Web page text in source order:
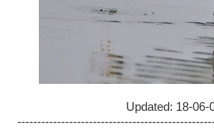
Updated: 18-06-